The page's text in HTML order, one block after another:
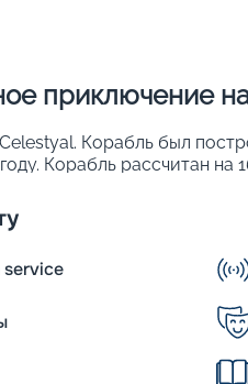
приключение
Корабль был
Корабль рассчитан на
удобств. Одним
и просторные зоны
предлагает более уютные и
лайнере
компании Celestyal